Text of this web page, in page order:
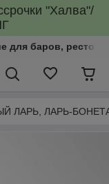
"Халва"/
баров,
ЛАРЬ, ЛАРЬ-